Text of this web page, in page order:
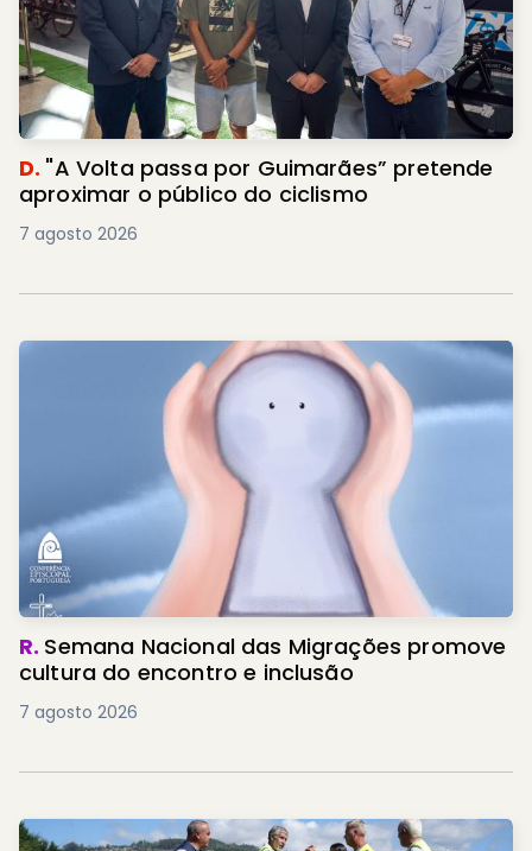
D. "A Volta passa por Guimarães” pretende
aproximar o público do ciclismo
7 agosto 2026
R. Semana Nacional das Migrações promove
cultura do encontro e inclusão
7 agosto 2026